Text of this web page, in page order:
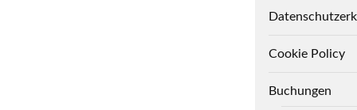
Cookie Policy
Buchungen